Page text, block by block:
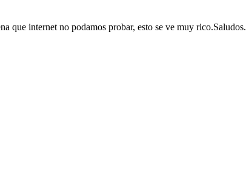
que internet no podamos probar, esto se ve muy rico.Saludos.